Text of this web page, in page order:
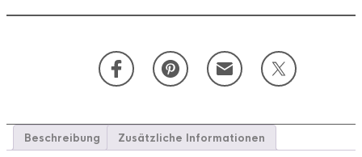
Beschreibung Zusätzliche Informationen